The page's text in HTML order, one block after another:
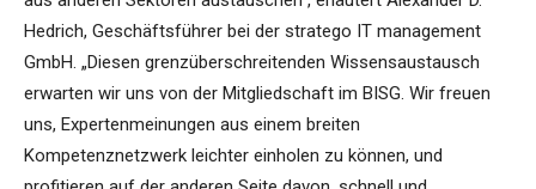
Hedrich, Geschäftsführer bei der stratego IT management
GmbH. „Diesen grenzüberschreitenden Wissensaustausch
erwarten wir uns von der Mitgliedschaft im BISG. Wir freuen
uns, Expertenmeinungen aus einem breiten
Kompetenznetzwerk leichter einholen zu können, und